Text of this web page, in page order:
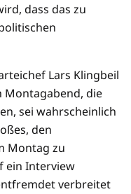
dass das zu
Lars Klingbeil
Montagabend, die
sei wahrscheinlich
den
Montag zu
ein Interview
verbreitet